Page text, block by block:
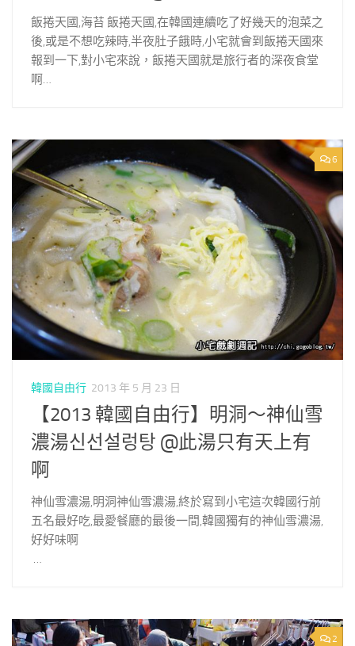
飯捲天國,海苔 飯捲天國,在韓國連續吃了好幾天的泡菜之
後,或是不想吃辣時,半夜肚子餓時,小宅就會到飯捲天國來
報到一下,對小宅來說，飯捲天國就是旅行者的深夜食堂
啊…
6
韓國自由行 2013 年 5 月 23 日
【2013 韓國自由行】明洞～神仙雪
濃湯신선설렁탕 @此湯只有天上有
啊
神仙雪濃湯,明洞神仙雪濃湯,終於寫到小宅這次韓國行前
五名最好吃,最愛餐廳的最後一間,韓國獨有的神仙雪濃湯,
好好味啊
…
2